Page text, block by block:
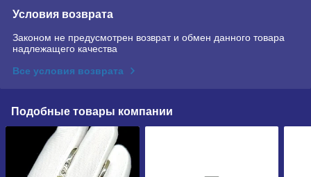
Условия возврата
Законом не предусмотрен возврат и обмен данного товара
надлежащего качества
Все условия возврата
Подобные товары компании